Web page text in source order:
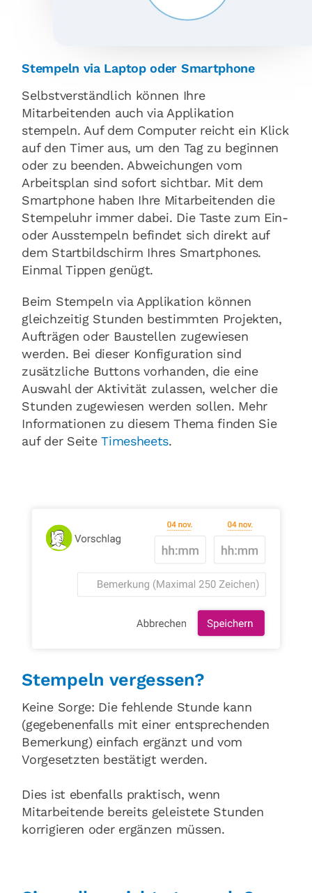
Stempeln via Laptop oder Smartphone
Selbstverständlich können Ihre
Mitarbeitenden auch via Applikation
stempeln. Auf dem Computer reicht ein Klick
auf den Timer aus, um den Tag zu beginnen
oder zu beenden. Abweichungen vom
Arbeitsplan sind sofort sichtbar. Mit dem
Smartphone haben Ihre Mitarbeitenden die
Stempeluhr immer dabei. Die Taste zum Ein-
oder Ausstempeln befindet sich direkt auf
dem Startbildschirm Ihres Smartphones.
Einmal Tippen genügt.
Beim Stempeln via Applikation können
gleichzeitig Stunden bestimmten Projekten,
Aufträgen oder Baustellen zugewiesen
werden. Bei dieser Konfiguration sind
zusätzliche Buttons vorhanden, die eine
Auswahl der Aktivität zulassen, welcher die
Stunden zugewiesen werden sollen. Mehr
Informationen zu diesem Thema finden Sie
auf der SeiteTimesheets.
Stempeln vergessen?
Keine Sorge: Die fehlende Stunde kann
(gegebenenfalls mit einer entsprechenden
Bemerkung) einfach ergänzt und vom
Vorgesetzten bestätigt werden.
Dies ist ebenfalls praktisch, wenn
Mitarbeitende bereits geleistete Stunden
korrigieren oder ergänzen müssen.